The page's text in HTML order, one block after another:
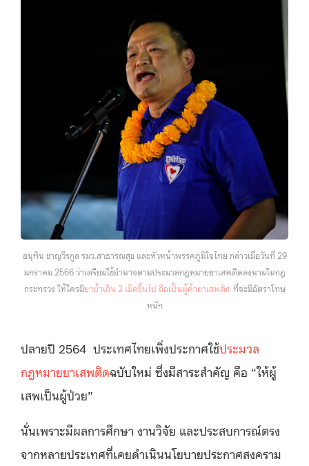
อนุทิน ชาญวีรกูล รมว.สาธารณสุข และหัวหน้าพรรคภูมิใจไทย กล่าวเมื่อวันที่ 29
มกราคม 2566 ว่าเตรียมใช้อำนาจตามประมวลกฎหมายยาเสพติดลงนามในกฎ
กระทรวง ให้ใครมียาบ้าเกิน 2 เม็ดขึ้นไป ถือเป็นผู้ค้ายาเสพติด ที่จะมีอัตราโทษ
หนัก
ปลายปี 2564 ประเทศไทยเพิ่งประกาศใช้ประมวล
กฎหมายยาเสพติดฉบับใหม่ ซึ่งมีสาระสำคัญ คือ “ให้ผู้
เสพเป็นผู้ป่วย”
นั่นเพราะมีผลการศึกษา งานวิจัย และประสบการณ์ตรง
จากหลายประเทศที่เคยดำเนินนโยบายประกาศสงคราม